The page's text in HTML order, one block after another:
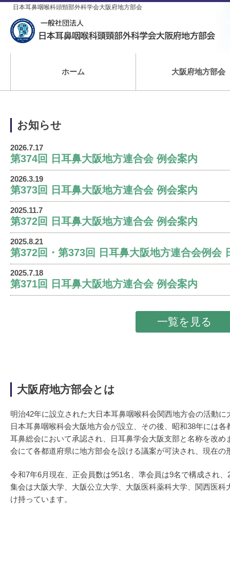
日本耳鼻咽喉科頭頸部外科学会大阪府地方部会
ホーム 大阪府地方部会
お知らせ
2026.7.17
第374回 日耳鼻大阪地方連合会 例会案内
2026.3.19
第373回 日耳鼻大阪地方連合会 例会案内
2025.11.7
第372回 日耳鼻大阪地方連合会 例会案内
2025.8.21
第372回・第373回 日耳鼻大阪地方連合会例会
2025.7.18
第371回 日耳鼻大阪地方連合会 例会案内
一覧を見る
大阪府地方部会とは
明治42年に設立された大日本耳鼻咽喉科会関西地方会の活動
日本耳鼻咽喉科会大阪地方会が設立、その後、昭和38年には
耳鼻総会において承認され、日耳鼻学会大阪支部と名称を改
会にて各都道府県に地方部会を設ける議案が可決され、現在
令和7年6月現在、正会員数は951名、準会員は9名で構成され
集会は大阪大学、大阪公立大学、大阪医科薬科大学、関西医
け持っています。